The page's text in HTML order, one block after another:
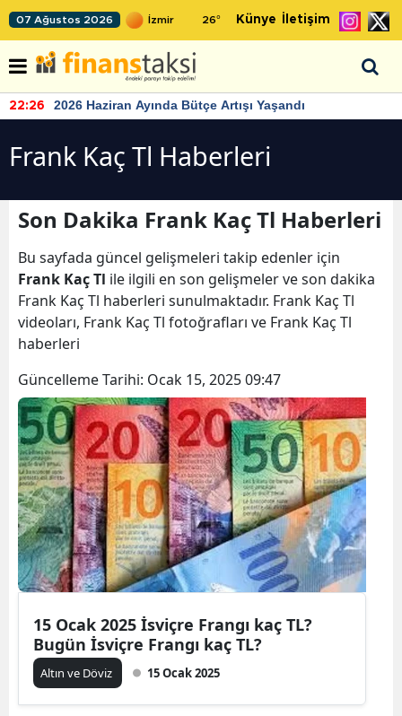
07 Ağustos 2026 26° Künye İletişim
22:24 TCMB'nin rezervlerinde artan momentum devam ediyor
Frank Kaç Tl Haberleri
Son Dakika Frank Kaç Tl Haberleri
Bu sayfada güncel gelişmeleri takip edenler için
Frank Kaç Tl ile ilgili en son gelişmeler ve son dakika
Frank Kaç Tl haberleri sunulmaktadır. Frank Kaç Tl
videoları, Frank Kaç Tl fotoğrafları ve Frank Kaç Tl
haberleri
Güncelleme Tarihi: Ocak 15, 2025 09:47
15 Ocak 2025 İsviçre Frangı kaç TL?
Bugün İsviçre Frangı kaç TL?
Altın ve Döviz 15 Ocak 2025